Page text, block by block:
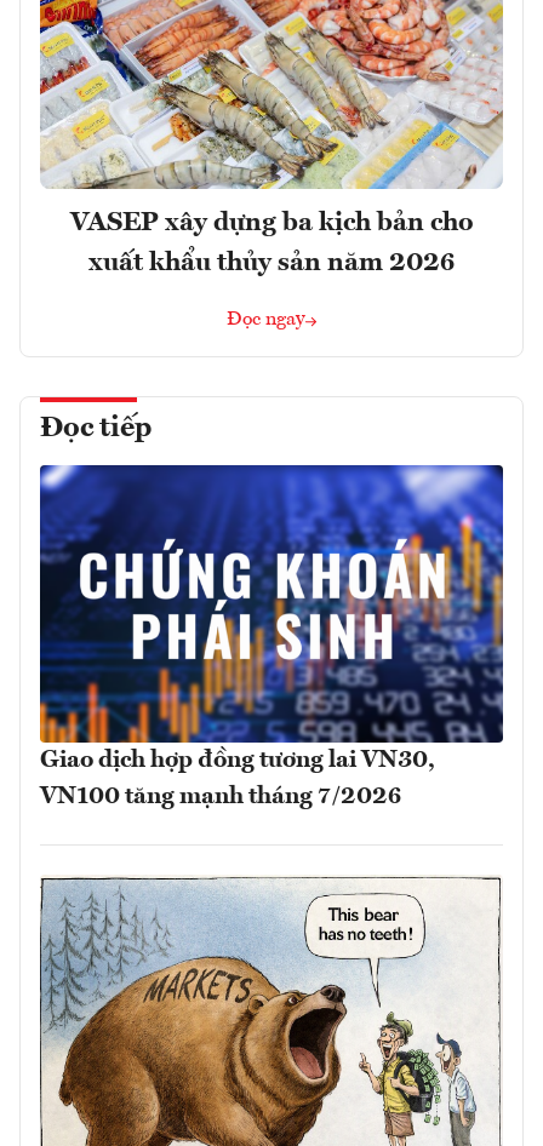
VASEP xây dựng ba kịch bản cho
xuất khẩu thủy sản năm 2026
Đọc ngay
Đọc tiếp
Giao dịch hợp đồng tương lai VN30,
VN100 tăng mạnh tháng 7/2026